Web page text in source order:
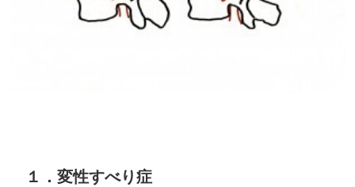
１．変性すべり症